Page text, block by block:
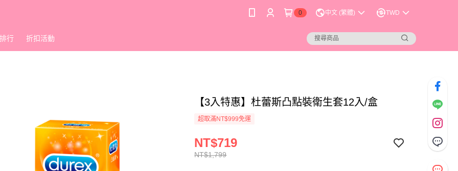
0 中文 (繁體) TWD
行 折扣活動
【3入特惠】杜蕾斯凸點裝衛生套12入/盒
超取滿NT$999免運
NT$1,799
NT$719